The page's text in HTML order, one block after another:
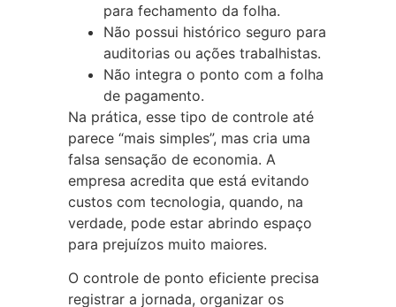
para fechamento da folha.
Não possui histórico seguro para
auditorias ou ações trabalhistas.
Não integra o ponto com a folha
de pagamento.
Na prática, esse tipo de controle até
parece “mais simples”, mas cria uma
falsa sensação de economia. A
empresa acredita que está evitando
custos com tecnologia, quando, na
verdade, pode estar abrindo espaço
para prejuízos muito maiores.
O controle de ponto eficiente precisa
registrar a jornada, organizar os